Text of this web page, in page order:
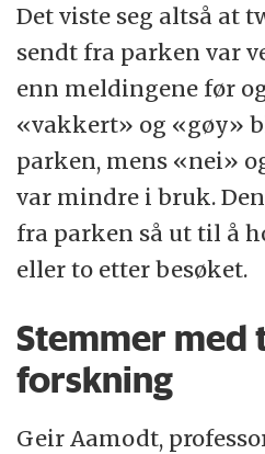
Det viste seg altså at
sendt fra parken var
enn meldingene før
«vakkert» og «gøy»
parken, mens «nei»
var mindre i bruk.
fra parken så ut til å
eller to etter besøket.
Stemmer med
forskning
Geir Aamodt,